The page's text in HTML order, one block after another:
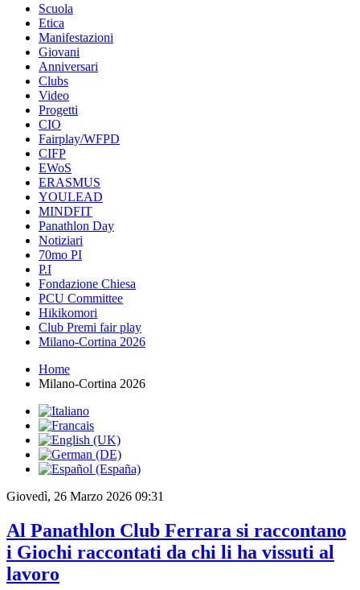
Scuola
Etica
Manifestazioni
Giovani
Anniversari
Clubs
Video
Progetti
CIO
Fairplay/WFPD
CIFP
EWoS
ERASMUS
YOULEAD
MINDFIT
Panathlon Day
Notiziari
70mo PI
P.I
Fondazione Chiesa
PCU Committee
Hikikomori
Club Premi fair play
Milano-Cortina 2026
Home
Milano-Cortina 2026
Giovedì, 26 Marzo 2026 09:31
Al Panathlon Club Ferrara si raccontano
i Giochi raccontati da chi li ha vissuti al
lavoro